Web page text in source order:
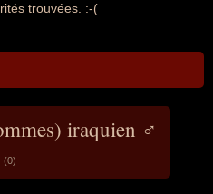
trouvées. :-(
iraquien ♂
(0)